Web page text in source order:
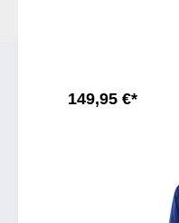
149,95 €*